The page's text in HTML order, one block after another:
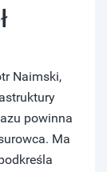
Naimski,
powinna
Ma